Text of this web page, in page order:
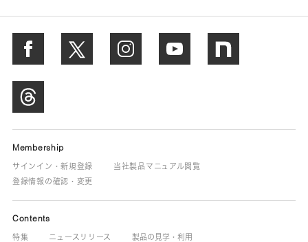
Membership
サインイン・新規登録
当社製品マニュアル閲覧
登録情報の確認・変更
Contents
特集 ニュースリリース 製品の見学・利用